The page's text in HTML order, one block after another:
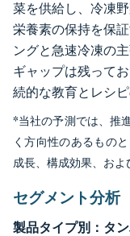
菜を供給し、冷凍
栄養素の保持を保
ングと急速冷凍の
ギャップは残って
続的な教育とレシ
*当社の予測では、推
く方向性のあるもの
成長、構成効果、およ
セグメント分析
製品タイプ別：タ